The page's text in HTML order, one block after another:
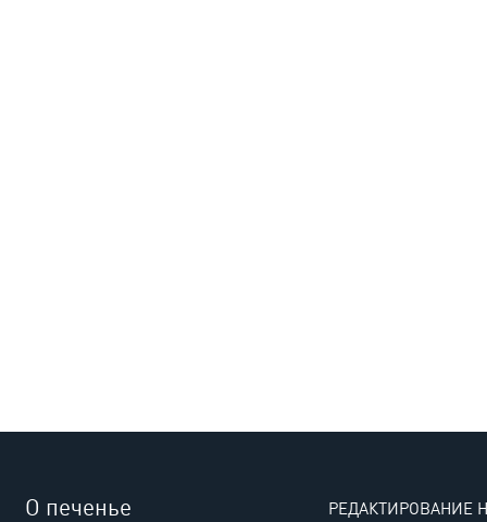
О печенье РЕДАКТИРОВАНИЕ